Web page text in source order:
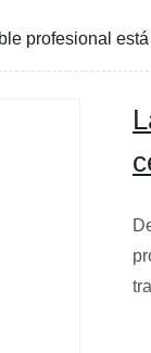
profesional